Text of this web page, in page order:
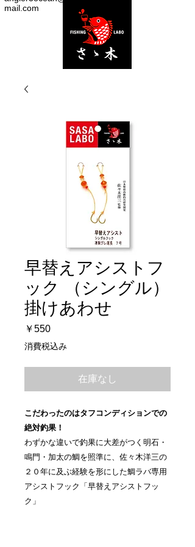
mail.com
早替えアシストフ
ック （シングル）
掛けあわせ
￥550価
格
消費税込み
在庫なし
こだわったのはタフコンディションでの
絶対釣果！
わずかな違いで釣果に大差がつく明石・
鳴門・加太の鯛を照準に、佐々木洋三の
２０年に及ぶ経験を形にした鯛ラバ専用
アシストフック「早替えアシストフッ
ク」